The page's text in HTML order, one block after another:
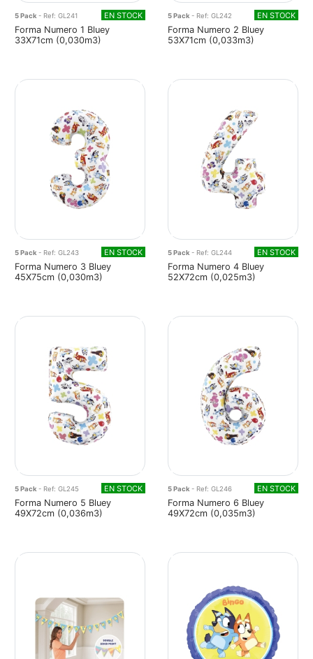
5 Pack- Ref: GL241 EN STOCK
Forma Numero 1 Bluey
33X71cm (0,030m3)
5 Pack- Ref: GL242 EN STOCK
Forma Numero 2 Bluey
53X71cm (0,033m3)
5 Pack - Ref: GL243 EN STOCK
Forma Numero 3 Bluey
45X75cm (0,030m3)
5 Pack - Ref: GL244 EN STOCK
Forma Numero 4 Bluey
52X72cm (0,025m3)
5 Pack- Ref: GL245 EN STOCK
Forma Numero 5 Bluey
49X72cm (0,036m3)
5 Pack- Ref: GL246 EN STOCK
Forma Numero 6 Bluey
49X72cm (0,035m3)